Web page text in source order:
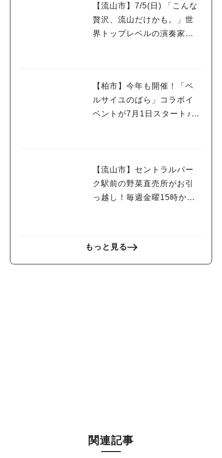
【流山市】7/5(日) 「こんな
贅沢、流山だけかも。」世
界トップレベルの演奏家を
【柏市】今年も開催！「ベ
ルサイユのばら」コラボイ
ベントが7月1日スタート♪柏
【流山市】セントラルパー
ク駅前の野菜直売所がお引
っ越し！毎週金曜15時から
もっと見る
関連記事